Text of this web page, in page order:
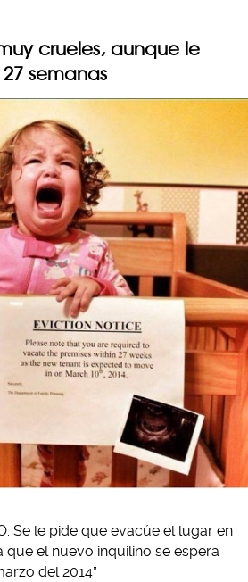
crueles, aunque le
semanas
Se le pide que evacúe el lugar en
que el nuevo inquilino se espera
del 2014”